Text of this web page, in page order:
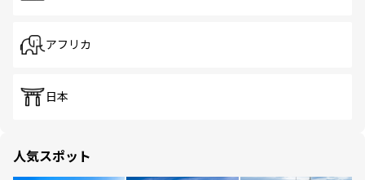
アフリカ
日本
人気スポット